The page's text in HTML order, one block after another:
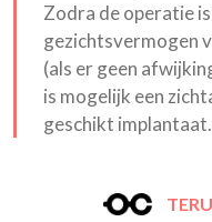
Zodra de operatie
gezichtsvermogen
(als er geen
is mogelijk een
geschikt implantaat.